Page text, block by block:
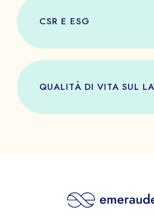
CSR E ESG
QUALITÀ DI VITA SUL